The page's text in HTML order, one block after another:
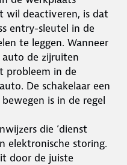
wil deactiveren, is dat
entry-sleutel in de
te leggen. Wanneer
de zijruiten
probleem in de
De schakelaar een
is in de regel
die ‘dienst
elektronische storing.
door de juiste